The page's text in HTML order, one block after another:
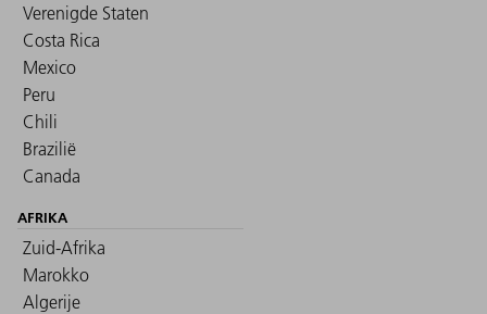
Verenigde Staten
Costa Rica
Mexico
Peru
Chili
Brazilië
Canada
AFRIKA
Zuid-Afrika
Marokko
Algerije